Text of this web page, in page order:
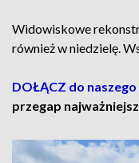
Widowiskowe
również w niedzielę.
DOŁĄCZ do
przegap